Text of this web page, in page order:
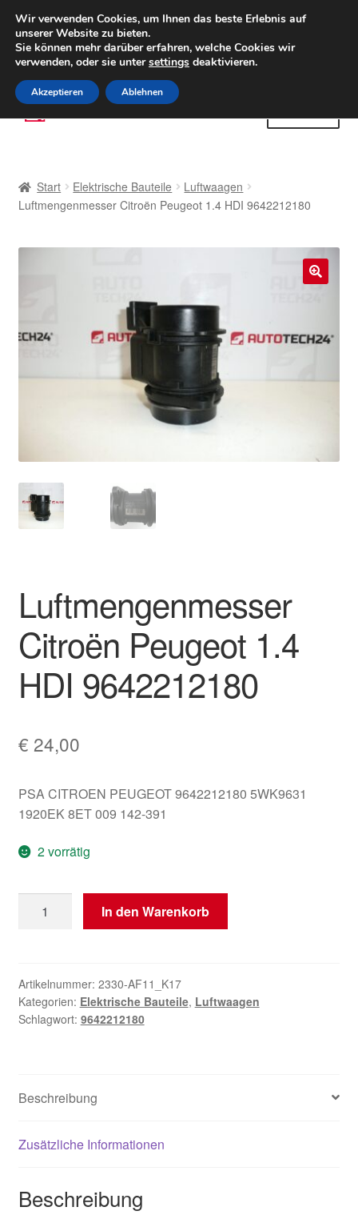
LIEFERUNG ab 6 EUR
Weltweiter Versand
(800) 500 564Mo-Fr 9-16 Uhr
Zur
Navigation
Zum
Inhalt
AGB
Datenschutz-Bestimmungen
Lieferung
Warenkorb
Start Elektrische Bauteile
Luftwaagen
Luftmengenmesser Citroën Peugeot 1.4 HDI 9642212180
Luftmengenmesser
Citroën Peugeot 1.4
HDI 9642212180
€ 24,00
PSA CITROEN PEUGEOT 9642212180 5WK9631
1920EK 8ET 009 142-391
2 vorrätig
Luftmengenmesser
Citroën
HDI
9642212180
Menge
In den Warenkorb
Artikelnummer: 2330-AF11_K17
Kategorien: Elektrische Bauteile, Luftwaagen
Schlagwort: 9642212180
Beschreibung
Zusätzliche Informationen
Beschreibung
Wir verwenden Cookies, um Ihnen das beste Erlebnis auf
unserer Website zu bieten.
Sie können mehr darüber erfahren, welche Cookies wir
verwenden, oder sie untersettings deaktivieren.
Akzeptieren Ablehnen